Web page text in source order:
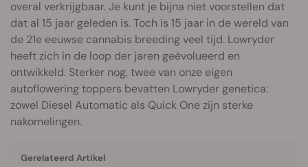
overal verkrijgbaar. Je kunt je bijna niet voorstellen dat
dat al 15 jaar geleden is. Toch is 15 jaar in de wereld van
de 21e eeuwse cannabis breeding veel tijd. Lowryder
heeft zich in de loop der jaren geëvolueerd en
ontwikkeld. Sterker nog, twee van onze eigen
autoflowering toppers bevatten Lowryder genetica:
zowel Diesel Automatic als Quick One zijn sterke
nakomelingen.
Gerelateerd Artikel